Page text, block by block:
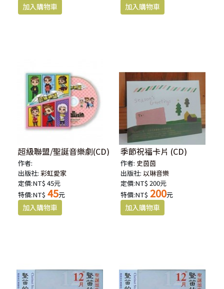
超級聯盟/聖誕音樂劇(CD)
作者:
出版社:彩虹愛家
定價:NT$ 45元
特價:NT$ 45元
季節祝福卡片 (CD)
作者: 史茵茵
出版社:以琳音樂
定價:NT$ 200元
特價:NT$ 200元